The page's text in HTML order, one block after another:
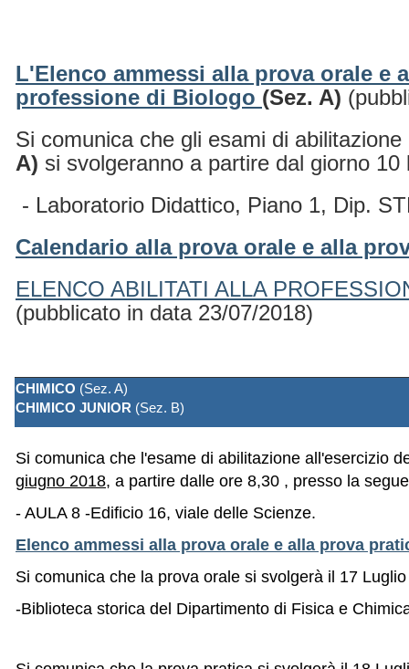
L'Elenco ammessi alla prova orale e
professione di Biologo (Sez. A)
Si comunica che gli esami di
A) si svolgeranno a partire dal giorno
- Laboratorio Didattico, Piano 1, Dip.
Calendario alla prova orale e alla
ELENCO ABILITATI ALLA
(pubblicato in data 23/07/2018)
CHIMICO (Sez. A)
CHIMICO JUNIOR (Sez. B)
Si comunica che l'esame di abilitazione all'esercizio
giugno 2018, a partire dalle ore 8,30 , presso la
- AULA 8 -Edificio 16, viale delle Scienze.
Elenco ammessi alla prova orale e alla prova
Si comunica che la prova orale si svolgerà il 17
-Biblioteca storica del Dipartimento di Fisica e